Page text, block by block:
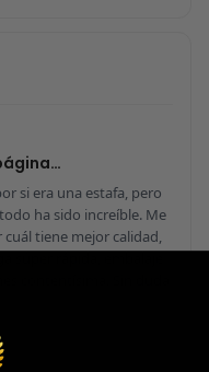
si era una estafa, pero
ha sido increíble. Me
tiene mejor calidad,